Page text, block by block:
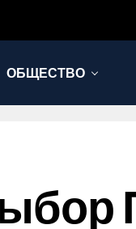
ОБЩЕСТВО